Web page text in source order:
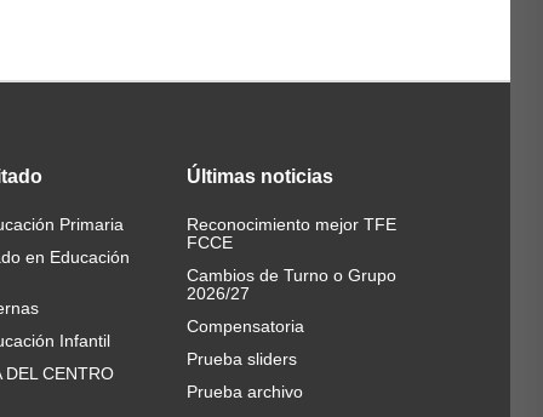
Primaria
en Educación
Infantil
DEL CENTRO
Últimas noticias
Reconocimiento mejor TFE
FCCE
Cambios de Turno o Grupo
2026/27
Compensatoria
Prueba sliders
Prueba archivo